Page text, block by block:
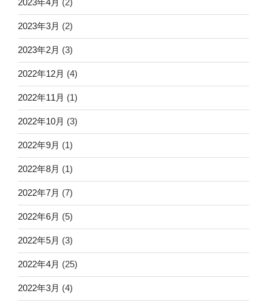
2023年4月 (2)
2023年3月 (2)
2023年2月 (3)
2022年12月 (4)
2022年11月 (1)
2022年10月 (3)
2022年9月 (1)
2022年8月 (1)
2022年7月 (7)
2022年6月 (5)
2022年5月 (3)
2022年4月 (25)
2022年3月 (4)